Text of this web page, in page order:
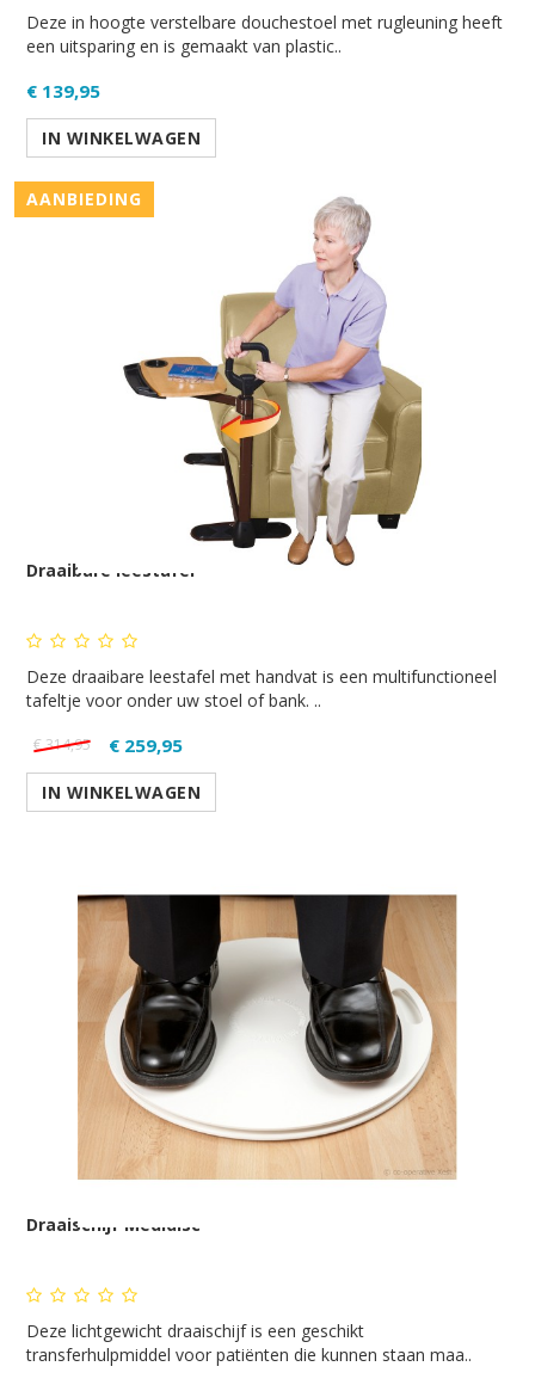
Deze in hoogte verstelbare douchestoel met rugleuning heeft
een uitsparing en is gemaakt van plastic..
€ 139,95
IN WINKELWAGEN
AANBIEDING
Draaibare leestafel
Deze draaibare leestafel met handvat is een multifunctioneel
tafeltje voor onder uw stoel of bank. ..
€ 314,95 € 259,95
IN WINKELWAGEN
Draaischijf Medidisc
Deze lichtgewicht draaischijf is een geschikt
transferhulpmiddel voor patiënten die kunnen staan maa..